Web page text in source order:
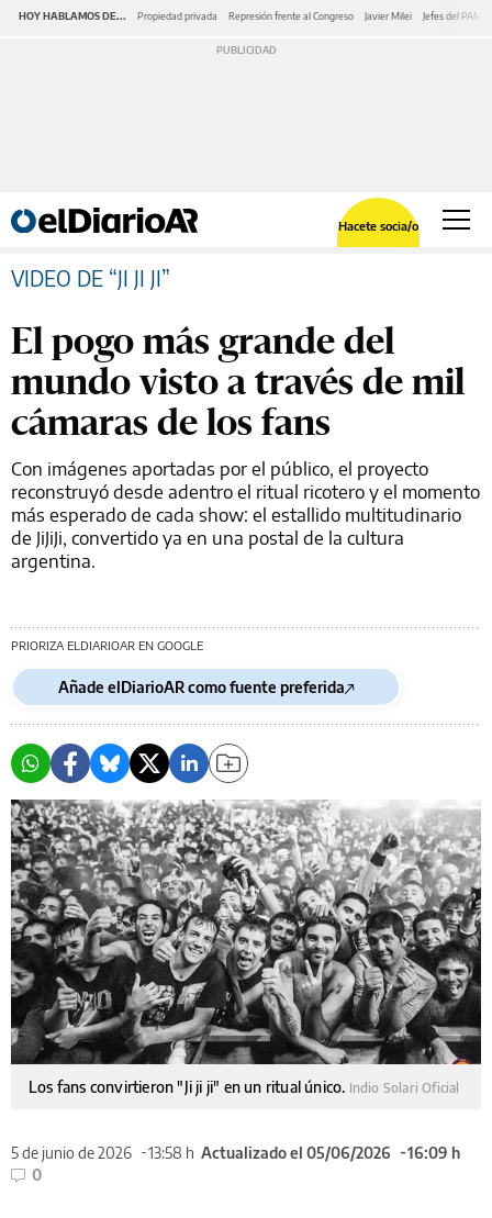
HOY HABLAMOS DE... Propiedad privada Represión frente al Congreso Javier Milei Jefes del PAMI
Hacete socia/o
VIDEO DE “JI JI JI”
El pogo más grande del
mundo visto a través de mil
cámaras de los fans
Con imágenes aportadas por el público, el proyecto
reconstruyó desde adentro el ritual ricotero y el momento
más esperado de cada show: el estallido multitudinario
de JiJiJi, convertido ya en una postal de la cultura
argentina.
PRIORIZA ELDIARIOAR EN GOOGLE
Añade elDiarioAR como fuente preferida
Los fans convirtieron "Ji ji ji" en un ritual único. Indio Solari Oficial
5 de junio de 2026 13:58 h Actualizado el 05/06/2026
16:09 h
0